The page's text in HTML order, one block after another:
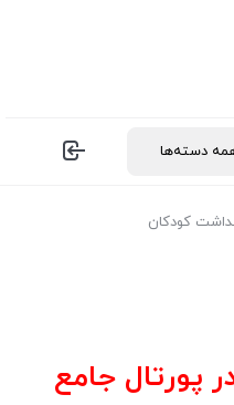
کودکان
پورتال جامع